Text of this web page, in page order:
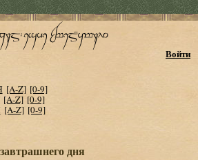
Войти
[A-Z] [0-9]
[A-Z] [0-9]
[A-Z] [0-9]
дня